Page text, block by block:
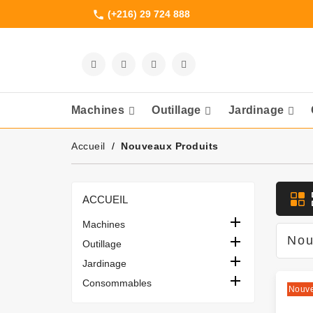
phone (+216) 29 724 888
Machines Outillage Jardinage
Accueil Nouveaux Produits
ACCUEIL
Machines 
Outillage 
Jardinage 
Consommables 